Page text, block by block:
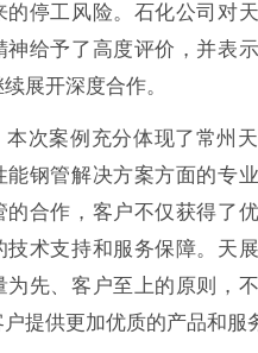
的停工风险。石化公司对
神给予了高度评价，并表
展开深度合作。
本次案例充分体现了常州
能钢管解决方案方面的专
的合作，客户不仅获得了
技术支持和服务保障。天
为先、客户至上的原则，
提供更加优质的产品和服